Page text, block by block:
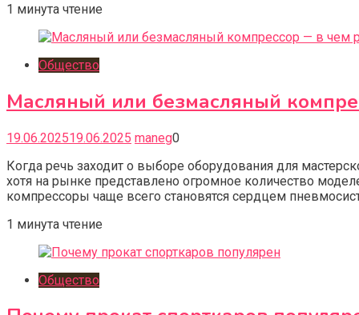
1 минута чтение
Общество
Масляный или безмасляный
19.06.202519.06.2025 maneg0
Когда речь заходит о выборе оборудования для
хотя на рынке представлено огромное количество
компрессоры чаще всего становятся сердцем
1 минута чтение
Общество